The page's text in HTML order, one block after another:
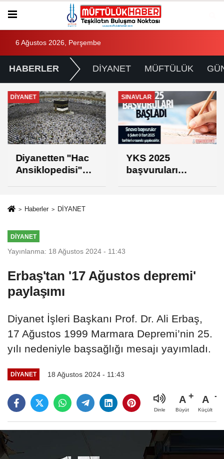
6 Ağustos 2026, Perşembe
HABERLER DİYANET MÜFTÜLÜK
DİYANET
Diyanetten "Hac
Ansiklopedisi"
SINAVLAR
YKS 2025
başvuruları
Haberler DİYANET
DİYANET
Yayınlanma: 18 Ağustos 2024 - 11:43
Erbaş'tan '17 Ağustos depremi'
paylaşımı
Diyanet İşleri Başkanı Prof. Dr. Ali Erbaş,
17 Ağustos 1999 Marmara Depremi’nin 25.
yılı nedeniyle başsağlığı mesajı yayımladı.
DİYANET 18 Ağustos 2024 - 11:43
Dinle
A
Büyüt
A
Küçült